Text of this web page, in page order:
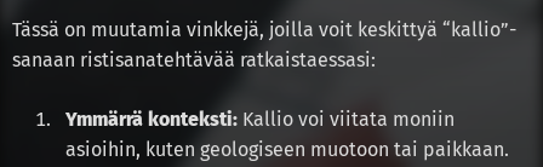
Tässä on muutamia vinkkejä, joilla voit keskittyä “kallio”-
sanaan ristisanatehtävää ratkaistaessasi:
Ymmärrä konteksti: Kallio voi viitata moniin
asioihin, kuten geologiseen muotoon tai paikkaan.